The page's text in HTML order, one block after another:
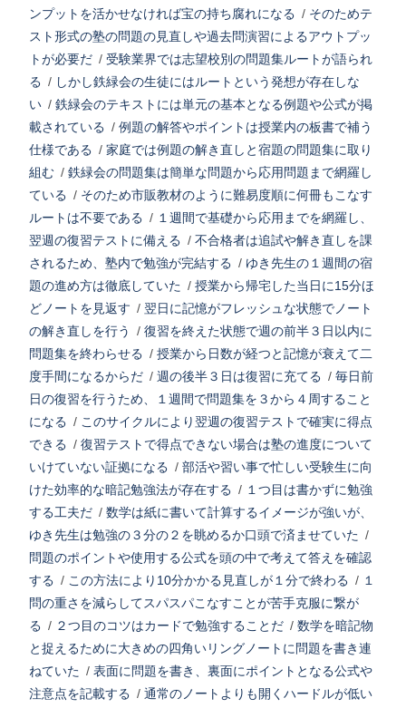
ンプットを活かせなければ宝の持ち腐れになる / そのためテ
スト形式の塾の問題の見直しや過去問演習によるアウトプッ
トが必要だ / 受験業界では志望校別の問題集ルートが語られ
る / しかし鉄緑会の生徒にはルートという発想が存在しな
い / 鉄緑会のテキストには単元の基本となる例題や公式が掲
載されている / 例題の解答やポイントは授業内の板書で補う
仕様である / 家庭では例題の解き直しと宿題の問題集に取り
組む / 鉄緑会の問題集は簡単な問題から応用問題まで網羅し
ている / そのため市販教材のように難易度順に何冊もこなす
ルートは不要である / １週間で基礎から応用までを網羅し、
翌週の復習テストに備える / 不合格者は追試や解き直しを課
されるため、塾内で勉強が完結する / ゆき先生の１週間の宿
題の進め方は徹底していた / 授業から帰宅した当日に15分ほ
どノートを見返す / 翌日に記憶がフレッシュな状態でノート
の解き直しを行う
/ 復習を終えた状態で週の前半３日以内に
問題集を終わらせる / 授業から日数が経つと記憶が衰えて二
度手間になるからだ / 週の後半３日は復習に充てる / 毎日前
日の復習を行うため、１週間で問題集を３から４周すること
になる / このサイクルにより翌週の復習テストで確実に得点
できる / 復習テストで得点できない場合は塾の進度について
いけていない証拠になる / 部活や習い事で忙しい受験生に向
けた効率的な暗記勉強法が存在する / １つ目は書かずに勉強
する工夫だ / 数学は紙に書いて計算するイメージが強いが、
ゆき先生は勉強の３分の２を眺めるか口頭で済ませていた /
問題のポイントや使用する公式を頭の中で考えて答えを確認
する / この方法により10分かかる見直しが１分で終わる / １
問の重さを減らしてスパスパこなすことが苦手克服に繋が
る / ２つ目のコツはカードで勉強することだ / 数学を暗記物
と捉えるために大きめの四角いリングノートに問題を書き連
ねていた / 表面に問題を書き、裏面にポイントとなる公式や
注意点を記載する / 通常のノートよりも開くハードルが低い